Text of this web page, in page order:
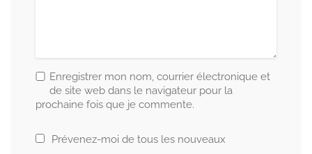
Enregistrer mon nom, courrier électronique et
de site web dans le navigateur pour la
prochaine fois que je commente.
Prévenez-moi de tous les nouveaux